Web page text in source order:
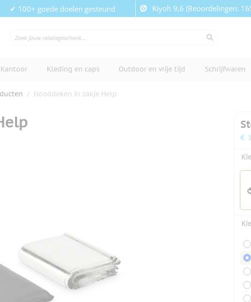
✔ 100+ goede doelen gesteund Kiyoh 9,6 (Beoordelingen:
Kantoor Kleding en caps Outdoor en vrije tijd Schrijfwaren
/ Nooddeken in zakje Help
€